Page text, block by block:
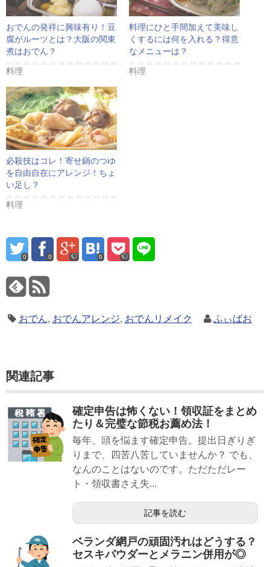
おでんの発祥に興味有り！豆
腐がルーツとは？大阪の関東
煮はおでん？
料理
料理にひと手間加えて美味し
くするには何を入れる？得意
なメニューは？
料理
必殺技はコレ！寄せ鍋のつゆ
を自由自在にアレンジ！ちょ
い足し？
料理
0 0 0
おでん, おでんアレンジ, おでんリメイク ふぃばお
関連記事
確定申告は怖くない！領収証をまとめ
たり＆完璧な節税お薦め法！
毎年、頭を悩ます確定申告。提出日ぎりぎ
りまで、四苦八苦していませんか？ でも、
なんのことはないのです。ただただレー
ト・領収書さえ失...
記事を読む
ベランダ網戸の頑固汚れはどうする？
セスキパウダーとメラニン併用が◎